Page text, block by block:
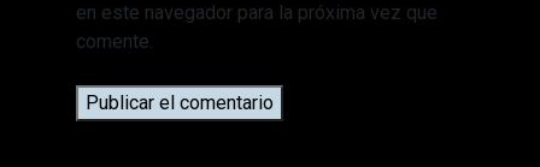
en este navegador para la próxima vez que
comente.